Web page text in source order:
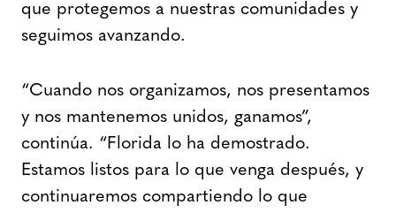
que protegemos a nuestras comunidades y
seguimos avanzando.
“Cuando nos organizamos, nos presentamos
y nos mantenemos unidos, ganamos”,
continúa. “Florida lo ha demostrado.
Estamos listos para lo que venga después, y
continuaremos compartiendo lo que